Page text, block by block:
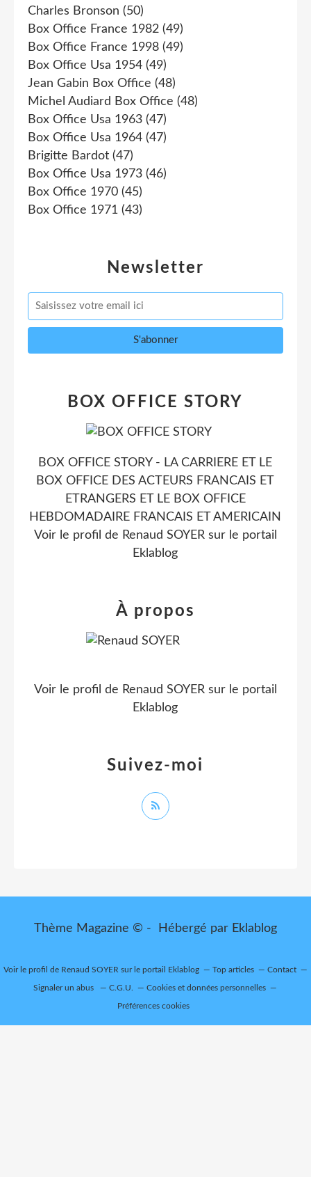
Newsletter
Charles Bronson (50)
Box Office France 1982 (49)
Box Office France 1998 (49)
Box Office Usa 1954 (49)
Jean Gabin Box Office (48)
Michel Audiard Box Office (48)
Box Office Usa 1963 (47)
Box Office Usa 1964 (47)
Brigitte Bardot (47)
Box Office Usa 1973 (46)
Box Office 1970 (45)
Box Office 1971 (43)
BOX OFFICE STORY
BOX OFFICE STORY - LA CARRIERE ET LE
BOX OFFICE DES ACTEURS FRANCAIS ET
ETRANGERS ET LE BOX OFFICE
HEBDOMADAIRE FRANCAIS ET AMERICAIN
Voir le profil de Renaud SOYER sur le portail
Eklablog
Suivez-moi
À propos
Voir le profil de Renaud SOYER sur le portail
Eklablog
Thème Magazine © - Hébergé par Eklablog
Voir le profil de Renaud SOYER sur le portail Eklablog Top articles Contact
Signaler un abus C.G.U. Cookies et données personnelles
Préférences cookies